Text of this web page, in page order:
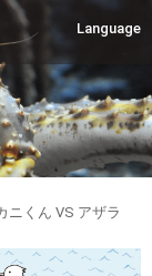
Language
ニくん VS アザラ